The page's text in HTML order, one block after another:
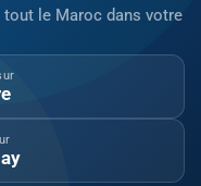
le Maroc dans votre